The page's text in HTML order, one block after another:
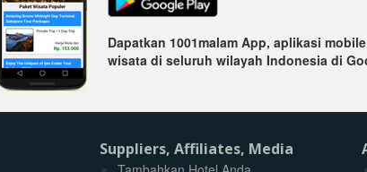
Dapatkan 1001malam App, aplikasi
wisata di seluruh wilayah Indonesia di
Suppliers, Affiliates, Media